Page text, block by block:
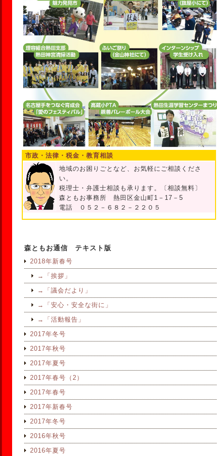
市政・法律・税金・教育相談
地域のお困りごとなど、お気軽にご相談くださ
い。
税理士・弁護士相談も承ります。〔相談無料〕
森ともお事務所 熱田区金山町1－17－5
電話 ０５２－６８２－２２０５
森ともお通信 テキスト版
2018年新春号
→「挨拶」
→「議会だより」
→「安心・安全な街に」
→「活動報告」
2017年冬号
2017年秋号
2017年夏号
2017年春号（2）
2017年春号
2017年新春号
2017年冬号
2016年秋号
2016年夏号